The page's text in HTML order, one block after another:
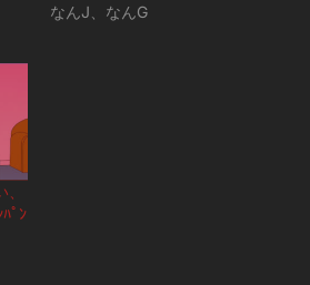
なんJ、なんG
ﾊﾟﾝ